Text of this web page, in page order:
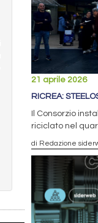
21 aprile 2026
RICREA:
Il Consorzio
riciclato nel
di Redazione